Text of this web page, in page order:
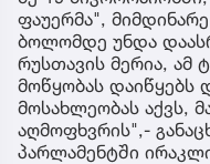
ფაუერმა",
ბოლომდე უნდა
რუსთავის მერია, ამ
მოწყობას
მოსახლეობას აქვს,
აღმოფხვრის",-
პარლამენტში